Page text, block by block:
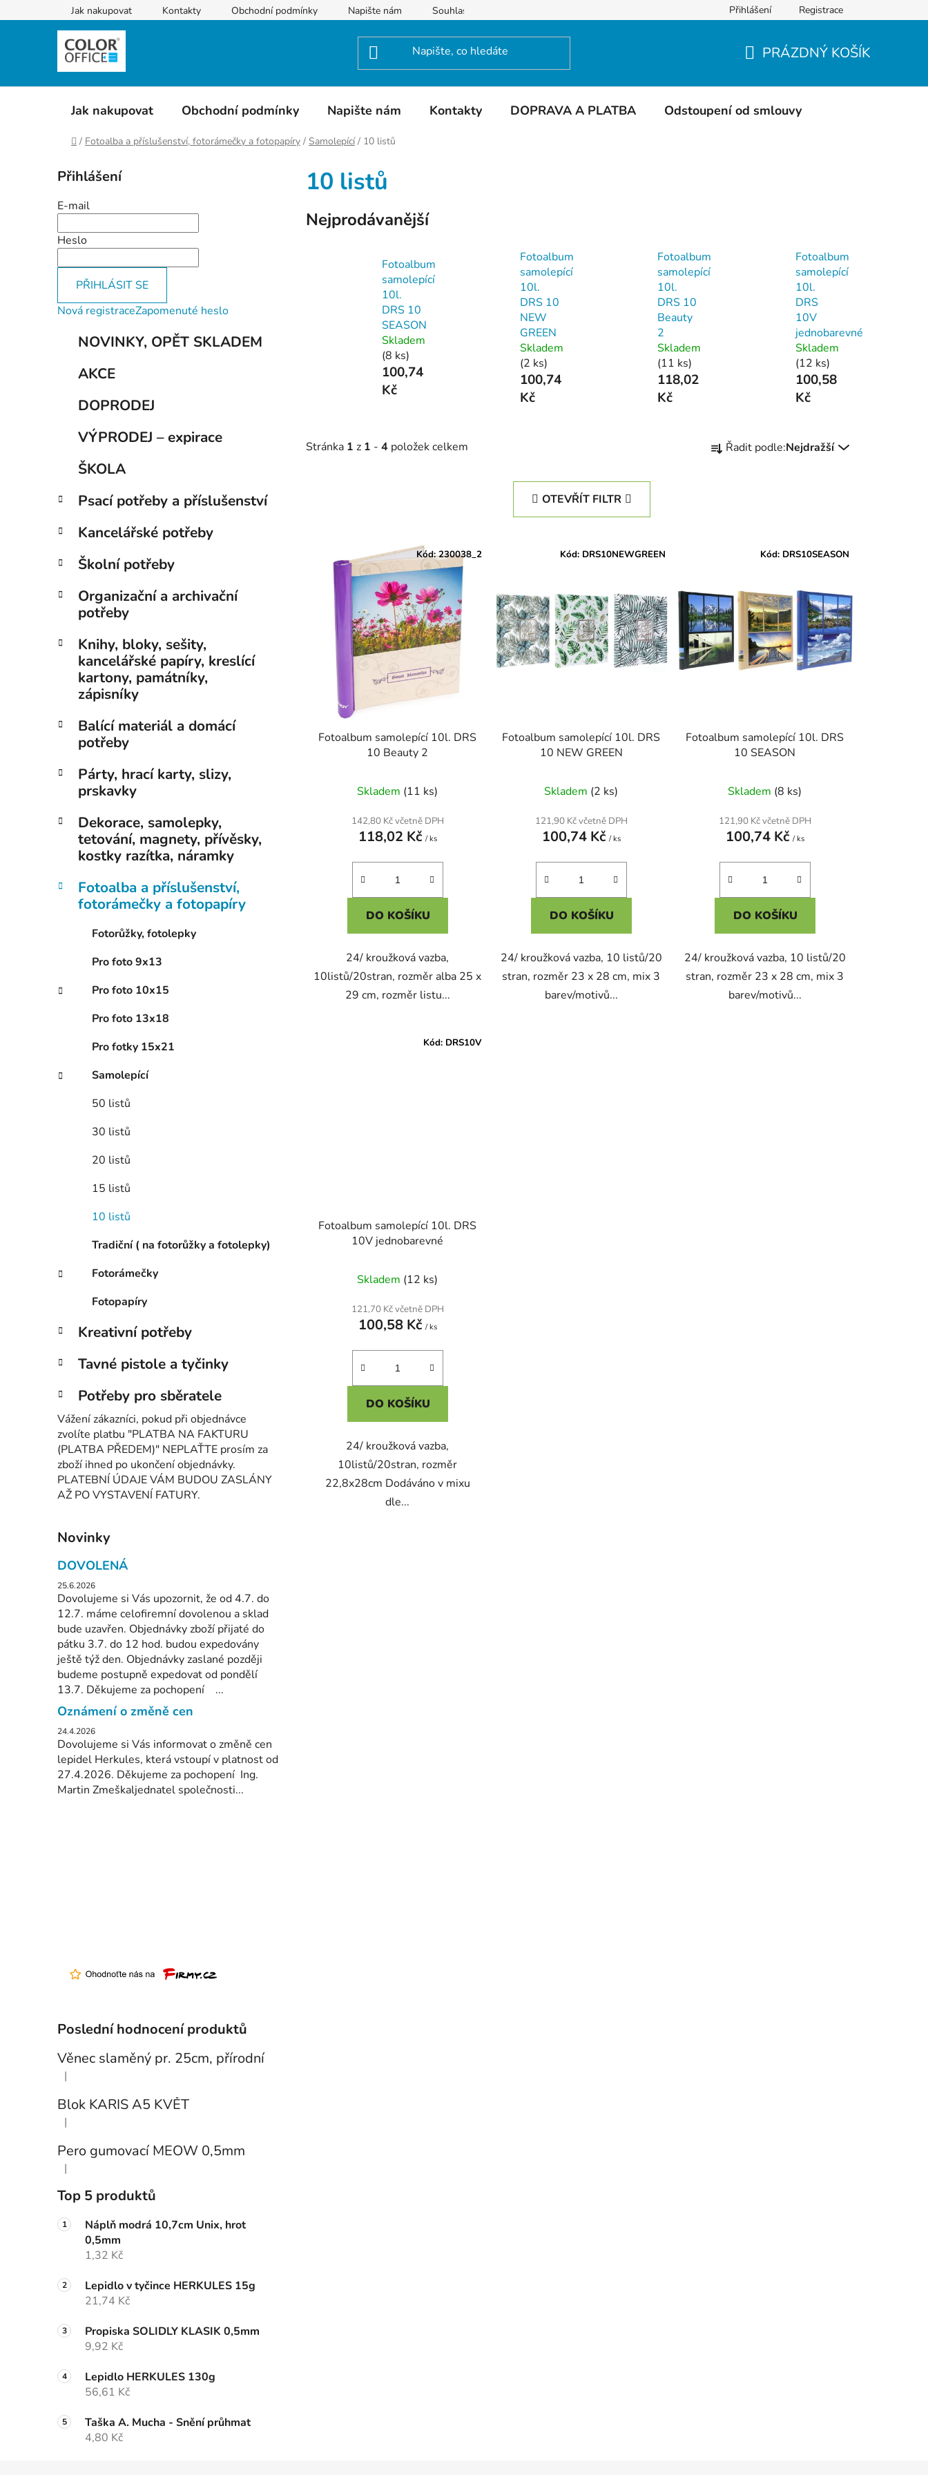
na
Jak nakupovat Kontakty Obchodní podmínky Napište nám Souhlas se zpracováním osobních údajů Hodnocení obchodu
Přihlášení Registrace
KOŠÍK
PRÁZDNÝ KOŠÍK
Jak nakupovat Obchodní podmínky Napište nám Kontakty DOPRAVA A PLATBA Odstoupení od smlouvy
Domů
/ Fotoalba a příslušenství, fotorámečky a fotopapíry / Samolepící / 10 listů
o
s
t
r
a
n
í
Přihlášení
E-mail
Heslo
PŘIHLÁSIT SE
Nová registraceZapomenuté heslo
Přeskočit
kategorie
NOVINKY, OPĚT SKLADEM
AKCE
DOPRODEJ
VÝPRODEJ – expirace
ŠKOLA
Psací potřeby a příslušenství
Kancelářské potřeby
Školní potřeby
Organizační a archivační
potřeby
Knihy, bloky, sešity,
kancelářské papíry, kreslící
kartony, památníky,
zápisníky
Balící materiál a domácí
potřeby
Párty, hrací karty, slizy,
prskavky
Dekorace, samolepky,
tetování, magnety, přívěsky,
kostky razítka, náramky
Fotoalba a příslušenství,
fotorámečky a fotopapíry
Fotorůžky, fotolepky
Pro foto 9x13
Pro foto 10x15
Pro foto 13x18
Pro fotky 15x21
Samolepící
50 listů
30 listů
20 listů
15 listů
10 listů
Tradiční ( na fotorůžky a fotolepky)
Fotorámečky
Fotopapíry
Kreativní potřeby
Tavné pistole a tyčinky
Potřeby pro sběratele
Vážení zákazníci, pokud při objednávce
zvolíte platbu "PLATBA NA FAKTURU
(PLATBA PŘEDEM)" NEPLAŤTE prosím za
zboží ihned po ukončení objednávky.
PLATEBNÍ ÚDAJE VÁM BUDOU ZASLÁNY
AŽ PO VYSTAVENÍ FATURY.
Novinky
DOVOLENÁ
25.6.2026
Dovolujeme si Vás upozornit, že od 4.7. do
12.7. máme celofiremní dovolenou a sklad
bude uzavřen. Objednávky zboží přijaté do
pátku 3.7. do 12 hod. budou expedovány
ještě týž den. Objednávky zaslané později
budeme postupně expedovat od pondělí
13.7. Děkujeme za pochopení ...
Oznámení o změně cen
24.4.2026
Dovolujeme si Vás informovat o změně cen
lepidel Herkules, která vstoupí v platnost od
27.4.2026. Děkujeme za pochopení Ing.
Martin Zmeškaljednatel společnosti...
Poslední hodnocení produktů
Věnec slaměný pr. 25cm, přírodní
Hodnocení produktu je 5 z 5 hvězdiček.
|
Blok KARIS A5 KVĚT
Hodnocení produktu je 3 z 5 hvězdiček.
|
Pero gumovací MEOW 0,5mm
Hodnocení produktu je 5 z 5 hvězdiček.
|
Top 5 produktů
Náplň modrá 10,7cm Unix, hrot
0,5mm
1,32 Kč
Lepidlo v tyčince HERKULES 15g
21,74 Kč
Propiska SOLIDLY KLASIK 0,5mm
9,92 Kč
Lepidlo HERKULES 130g
56,61 Kč
Taška A. Mucha - Snění průhmat
4,80 Kč
10 listů
Nejprodávanější
Fotoalbum
samolepící
10l.
DRS 10
SEASON
Skladem
(8 ks)
100,74
Kč
Fotoalbum
samolepící
10l.
DRS 10
NEW
GREEN
Skladem
(2 ks)
100,74
Kč
Fotoalbum
samolepící
10l.
DRS 10
Beauty
2
Skladem
(11 ks)
118,02
Kč
Fotoalbum
samolepící
10l.
DRS
10V
jednobarevné
Skladem
(12 ks)
100,58
Kč
Stránka 1 z 1 - 4 položek celkem
a
d
u
k
t
ů
Řadit podle:Nejdražší
OTEVŘÍT FILTR
Fotoalbum samolepící 10l. DRS
10 Beauty 2
Skladem (11 ks)
142,80 Kč včetně DPH
118,02 Kč / ks
DO KOŠÍKU
24/ kroužková vazba,
10listů/20stran, rozměr alba 25 x
29 cm, rozměr listu...
Kód:230038_2
Fotoalbum samolepící 10l. DRS
10 NEW GREEN
Skladem (2 ks)
121,90 Kč včetně DPH
100,74 Kč / ks
DO KOŠÍKU
24/ kroužková vazba, 10 listů/20
stran, rozměr 23 x 28 cm, mix 3
barev/motivů...
Kód: DRS10NEWGREEN
Fotoalbum samolepící 10l. DRS
10 SEASON
Skladem (8 ks)
121,90 Kč včetně DPH
100,74 Kč / ks
DO KOŠÍKU
24/ kroužková vazba, 10 listů/20
stran, rozměr 23 x 28 cm, mix 3
barev/motivů...
Kód: DRS10SEASON
Fotoalbum samolepící 10l. DRS
10V jednobarevné
Skladem (12 ks)
121,70 Kč včetně DPH
100,58 Kč / ks
DO KOŠÍKU
24/ kroužková vazba,
10listů/20stran, rozměr
22,8x28cm Dodáváno v mixu
dle...
Kód: DRS10V